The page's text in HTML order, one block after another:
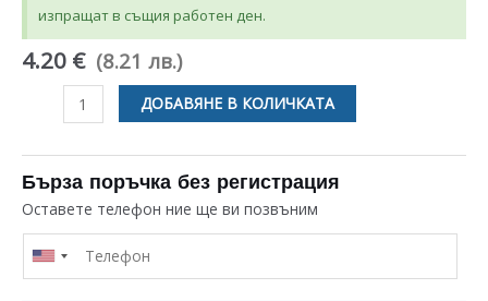
изпращат в същия работен ден.
4.20 € (8.21 лв.)
количество
СИН
КРАН
ЗА
МАШИНА
ЗА
ДОБАВЯНЕ В КОЛИЧКАТА
Бърза поръчка без регистрация
Оставете телефон ние ще ви позвъним